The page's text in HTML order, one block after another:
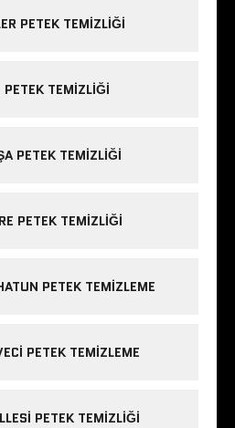
PETEK TEMIZLIĞI
PETEK TEMIZLIĞI
PETEK TEMIZLIĞI
PETEK TEMIZLIĞI
PETEK TEMIZLEME
PETEK TEMIZLEME
PETEK TEMIZLIĞI